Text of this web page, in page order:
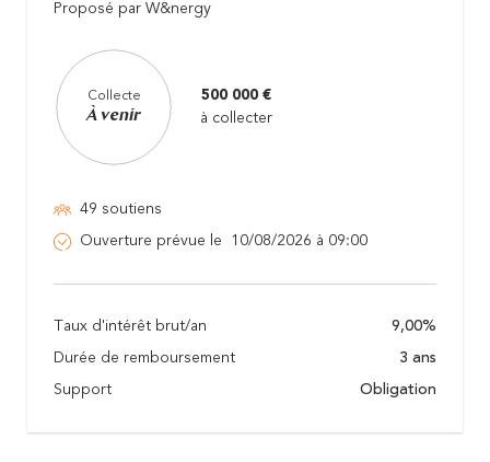
Proposé par W&nergy
Collecte
À venir
500 000 €
à collecter
49 soutiens
Ouverture prévue le 10/08/2026 à 09:00
Taux d'intérêt brut/an 9,00%
Durée de remboursement 3 ans
Support Obligation